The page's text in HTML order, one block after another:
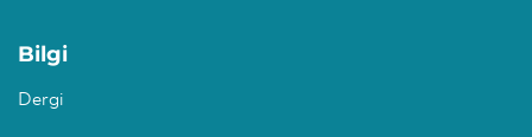
Bilgi
Dergi